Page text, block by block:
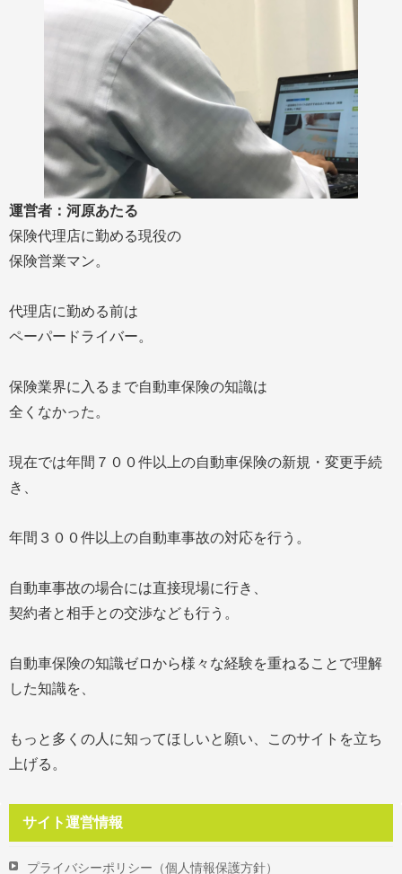
運営者：河原あたる
保険代理店に勤める現役の
保険営業マン。
代理店に勤める前は
ペーパードライバー。
保険業界に入るまで自動車保険の知識は
全くなかった。
現在では年間７００件以上の自動車保険の新規・変更手続
き、
年間３００件以上の自動車事故の対応を行う。
自動車事故の場合には直接現場に行き、
契約者と相手との交渉なども行う。
自動車保険の知識ゼロから様々な経験を重ねることで理解
した知識を、
もっと多くの人に知ってほしいと願い、このサイトを立ち
上げる。
サイト運営情報
プライバシーポリシー（個人情報保護方針）